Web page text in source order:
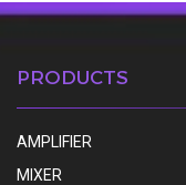
PRODUCTS
AMPLIFIER
MIXER